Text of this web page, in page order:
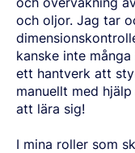
Resten Av
och oljor. Jag tar
kanske inte
ett hantverk att
manuellt med
att lära sig!
I mina roller som